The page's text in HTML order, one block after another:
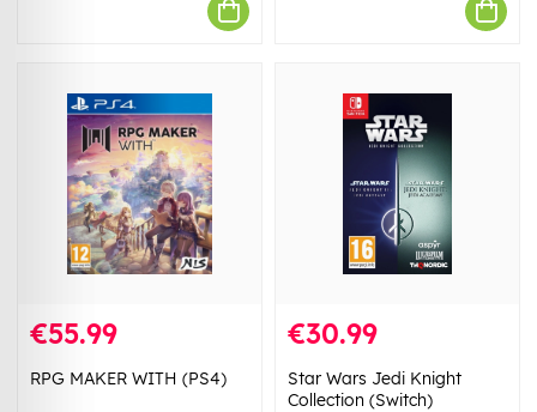
€55.99
RPG MAKER WITH (PS4)
€30.99
Star Wars Jedi Knight
Collection (Switch)